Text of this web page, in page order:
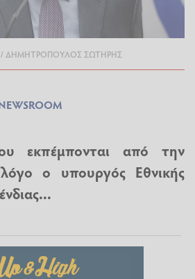
/ ΔΗΜΗΤΡΟΠΟΥΛΟΣ ΣΩΤΗΡΗΣ
εκπέμπονται από την
ο υπουργός Εθνικής